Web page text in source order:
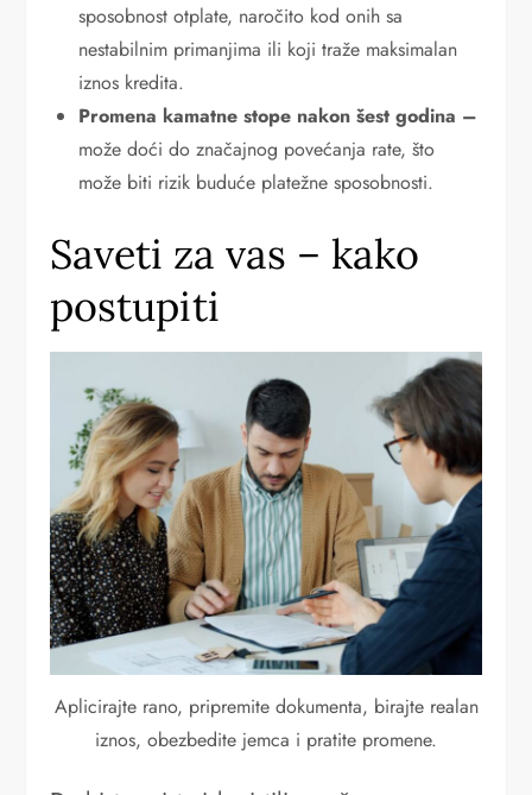
sposobnost otplate, naročito kod onih sa
nestabilnim primanjima ili koji traže maksimalan
iznos kredita.
Promena kamatne stope nakon šest godina –
može doći do značajnog povećanja rate, što
može biti rizik buduće platežne sposobnosti.
Saveti za vas – kako
postupiti
Aplicirajte rano, pripremite dokumenta, birajte realan
iznos, obezbedite jemca i pratite promene.